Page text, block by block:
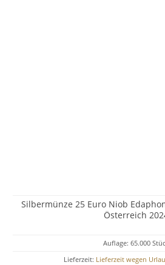
Silbermünze 25 Euro Niob
Österreich
Auflage: 65.000
Lieferzeit: Lieferzeit wegen